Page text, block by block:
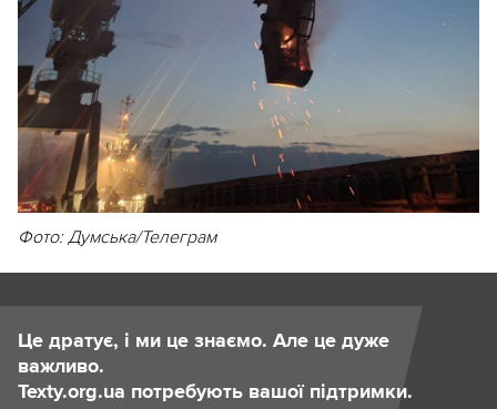
Фото: Думська/Телеграм
Це дратує, і ми це знаємо. Але це дуже
важливо.
Texty.org.ua потребують вашої підтримки.